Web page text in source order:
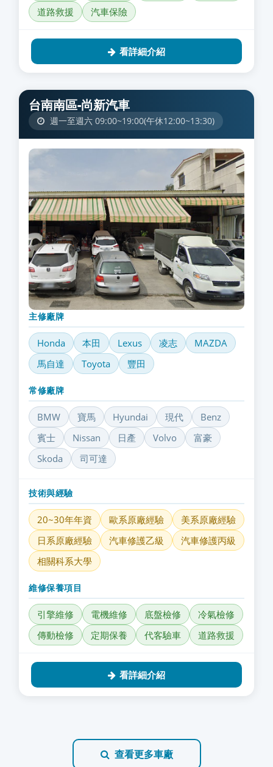
道路救援
汽車保險
看詳細介紹
台南南區-尚新汽車
週一至週六 09:00~19:00(午休12:00~13:30)
主修廠牌
Honda 本田 Lexus 凌志
MAZDA
馬自達
Toyota 豐田
常修廠牌
BMW 寶馬 Hyundai 現代
Benz
賓士
Nissan 日產 Volvo
富豪
Skoda
司可達
技術與經驗
20~30年年資 歐系原廠經驗
美系原廠經驗
日系原廠經驗
汽車修護乙級
汽車修護丙級
相關科系大學
維修保養項目
引擎維修 電機維修 底盤檢修
冷氣檢修
傳動檢修
定期保養 代客驗車 道路救援
看詳細介紹
查看更多車廠